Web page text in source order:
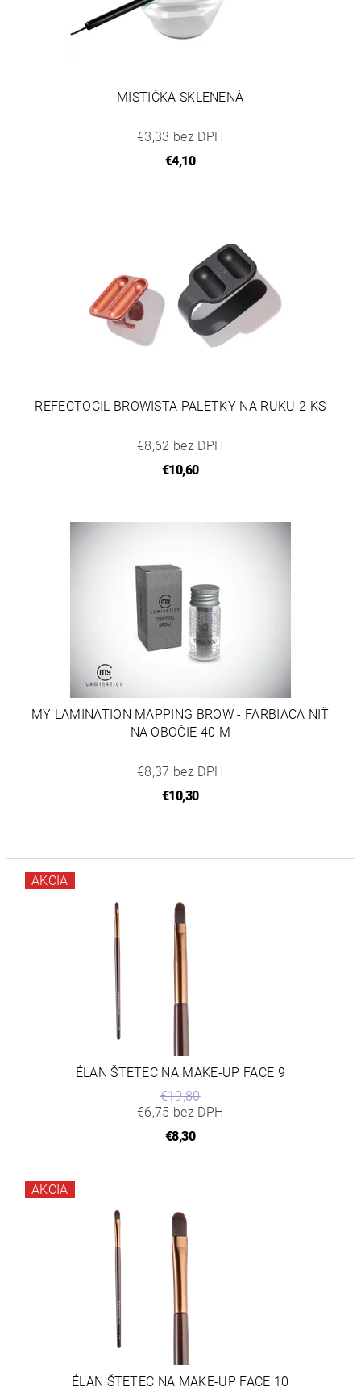
MISTIČKA SKLENENÁ
€3,33 bez DPH
€4,10
REFECTOCIL BROWISTA PALETKY NA RUKU 2 KS
€8,62 bez DPH
€10,60
MY LAMINATION MAPPING BROW - FARBIACA NIŤ
NA OBOČIE 40 M
€8,37 bez DPH
€10,30
AKCIA
ÉLAN ŠTETEC NA MAKE-UP FACE 9
€19,80
€6,75 bez DPH
€8,30
AKCIA
ÉLAN ŠTETEC NA MAKE-UP FACE 10